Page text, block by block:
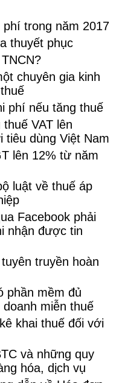
trong năm 2017
thuyết phục
chuyên gia kinh
phí nếu tăng thuế
VAT lên
tiêu dùng Việt Nam
lên 12% từ năm
luật về thuế áp
Facebook phải
nhận được tin
truyền hoàn
phần mềm đủ
miễn thuế
khai thuế đối với
và những quy
hóa, dịch vụ